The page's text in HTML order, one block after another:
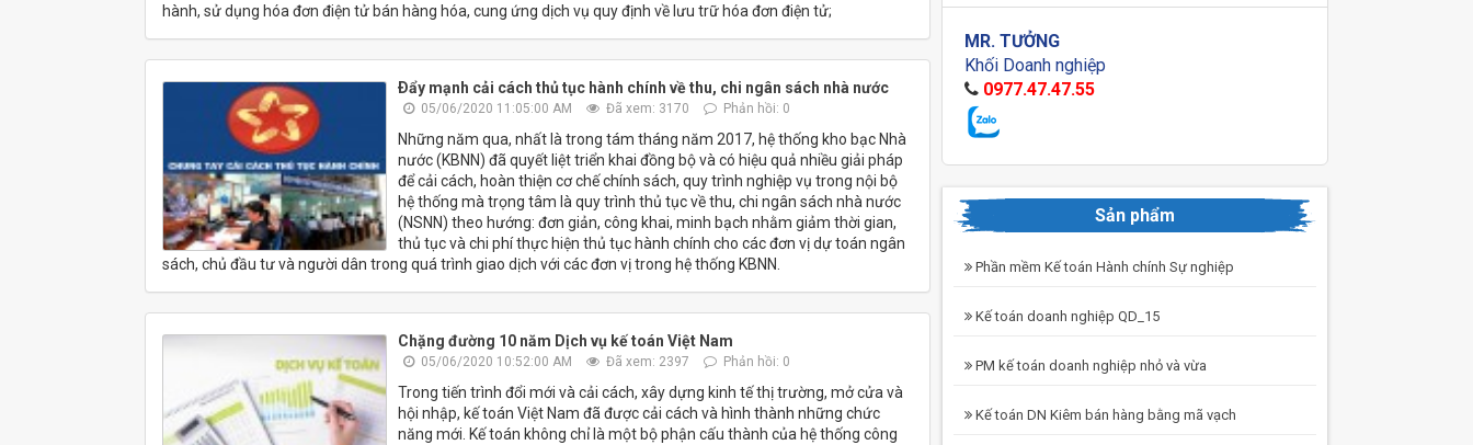
hành, sử dụng hóa đơn điện tử bán hàng hóa, cung ứng dịch vụ quy định về lưu trữ hóa đơn điện tử;
Ðẩy mạnh cải cách thủ tục hành chính về thu, chi ngân sách nhà nước
05/06/2020 11:05:00 AM Đã xem: 3170 Phản hồi: 0
Những năm qua, nhất là trong tám tháng năm 2017, hệ thống kho bạc Nhà
nước (KBNN) đã quyết liệt triển khai đồng bộ và có hiệu quả nhiều giải pháp
để cải cách, hoàn thiện cơ chế chính sách, quy trình nghiệp vụ trong nội bộ
hệ thống mà trọng tâm là quy trình thủ tục về thu, chi ngân sách nhà nước
(NSNN) theo hướng: đơn giản, công khai, minh bạch nhằm giảm thời gian,
thủ tục và chi phí thực hiện thủ tục hành chính cho các đơn vị dự toán ngân
sách, chủ đầu tư và người dân trong quá trình giao dịch với các đơn vị trong hệ thống KBNN.
Chặng đường 10 năm Dịch vụ kế toán Việt Nam
05/06/2020 10:52:00 AM Đã xem: 2397 Phản hồi: 0
Trong tiến trình đổi mới và cải cách, xây dựng kinh tế thị trường, mở cửa và
hội nhập, kế toán Việt Nam đã được cải cách và hình thành những chức
năng mới. Kế toán không chỉ là một bộ phận cấu thành của hệ thống công
MR. TƯỞNG
Khối Doanh nghiệp
0977.47.47.55
Sản phẩm
Phần mềm Kế toán Hành chính Sự nghiệp
Kế toán doanh nghiệp QD_15
PM kế toán doanh nghiệp nhỏ và vừa
Kế toán DN Kiêm bán hàng bằng mã vạch